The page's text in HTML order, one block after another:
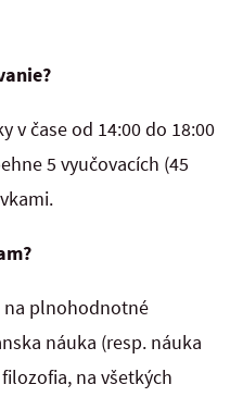
v čase od 14:00 do 18:00
5 vyučovacích (45
na plnohodnotné
náuka (resp. náuka
na všetkých